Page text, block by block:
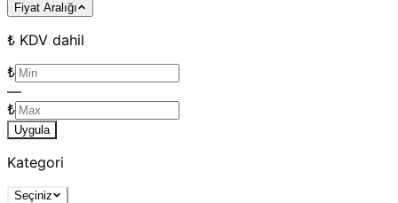
Fiyat Aralığı
₺ KDV dahil
₺
—
₺
Uygula
Kategori
Seçiniz